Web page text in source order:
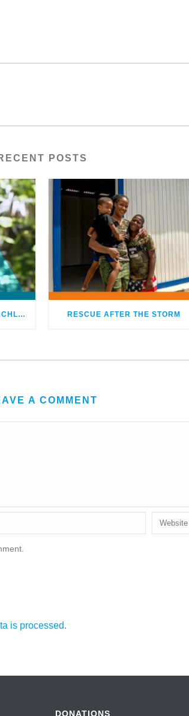
POSTS
MISSHANDELT UND VERNACHLÄSSIGT – DOCH GOTT HEILTE MEINE WUNDEN RESCUE AFTER THE STORM
A COMMENT
is processed.
DONATIONS